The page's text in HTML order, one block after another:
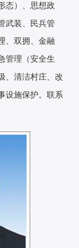
态）、思想政
武装、民兵管
、双拥、金融
管理（安全生
、清洁村庄、改
设施保护。联系